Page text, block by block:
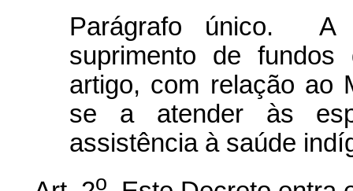
Parágrafo único. A
suprimento de
artigo, com relação ao
se a atender às
assistência à saúde
o